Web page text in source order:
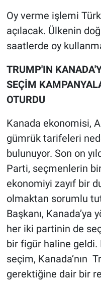
Oy verme işlemi
açılacak. Ülkenin
saatlerde oy
TRUMP'IN
SEÇİM
OTURDU
Kanada ekonomisi,
gümrük tarifeleri
bulunuyor. Son on
Parti, seçmenlerin
ekonomiyi zayıf bir
olmaktan sorumlu
Başkanı,
her iki partinin de
bir figür haline geldi.
seçim, Kanada’nın
gerektiğine dair bir
Popüler
Sağlık
Teknoloji
Türkiye'nin
Türkiye'nin
Yerel Gündem
Yerel Yaşam
Canlı Yayın